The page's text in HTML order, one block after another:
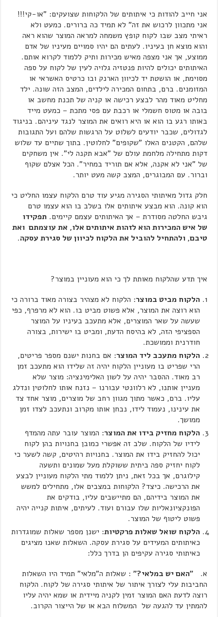
אני חייב להודות כי איתותים של הלקוחות שצועקים: "או-קי!!!
אני מתכוון לרכוש את זה" לא תמיד כה ברורים. כמעט ולא
ראיתי מצב שבו לקוח קופץ משמחה למראה המוצר שהוא ראה
והוא מוצא חן בעיניו. לעתים הם יהיו סמויים מעיניו של אדם
ממוצע, אך אני מצפה מאיש מכירות ותיק ללמוד לקרוא אותם.
האיתותים יכולים להיות פנטזיה גלויה לעין של לקוח על ספה
מסוימת, או הושטת יד לכיוון הארנק ובו כרטיס האשראי או
המזומנים. ברם, בתחום המכירה לילדים, המצב הזה שונה. ילד
מחליט מאוד מהר לבצע רכישה או קניה של תכנת מחשב או
בובה או מטוס חשמלי או רכבת עם פסי מתכת – כמעט מייד
באותו רגע בו הוא או היא רואים את המוצר לנגד עיניהם. בניגוד
לגדולים, שכבר יודעים לשלוט על הרגשות שלהם ועל התגובות
שלהם, הקטנים האלו "שקופים" לחלוטין. בתוך שתיים עד שלוש
דקות מתחילה מלחמת עולם של "אבא תקנה לי". אין משחקים
של "אני לא אקנה, אלא אם תוריד במחיר". הכל אצלם שקוף
וברור. עם המבוגרים, המצב קשה מעט יותר.
חלק גדול מאיתותי הסגירה מגיע עוד טרם הלקוח עצמו החליט כי
הוא קונה. הוא מבצע איתותים אלו בשלב בו הוא עצמו טרם
גיבש החלטה מסודרת – אך האיתותים עצמם קיימים.תפקידו
של איש המכירות הוא לזהות איתותים אלו, את עוצמתם ואת
טיבם, ולהתחיל להוביל את הלקוח לכיוון של סגירת עסקה.
איך תדע שהלקוח מאותת לך כי הוא מעוניין במוצר?
הלקוח מביט במוצר: הלקוח לא מצהיר בצורה מאוד ברורה כי
הוא רוצה את המוצר, אלא פשוט מביט בו. הוא לא מרפרף, כפי
שעשה על שאר המוצרים, אלא מתעכב בעיניו על המוצר
הספציפי הזה, לא בהיסח הדעת, ומביט בו ישירות, בצורה
חודרנית וממושכת.
הלקוח מתעכב ליד המוצר: אם בחנות ישנם מספר פריטים,
הרי שפריט בו מעוניין הלקוח יהיה זה שלידו הוא מתעכב זמן
רב מאוד. ההסבר יהיה על לשון האלימינציה: מוצר שלא
מעניין אותנו, לא רלוונטי עבורנו – נזנח אותו לחלוטין ונדלג
עליו. ברם, כאשר מתוך מגוון רחב של מוצרים, מוצר אחד צד
את עינינו, נעמוד לידו, נבחן אותו מקרוב ונתעכב לצדו זמן
ממושך.
הלקוח מחזיק בידו את המוצר: המוצר עובר עתה מהמדף
לידיו של הלקוח. שלב זה אפשרי כמובן בחנויות בהן לקוח
יכול להחזיק בידו את המוצר. בחנויות רהיטים, קשה לשער כי
לקוח יחזיק ספה ביתית ששוקלת מעל שמונים ותשעה
קילוגרם, אך בכל זאת, ניתן ללמוד מתי הלקוח מעוניין לבצע
את הרכישה. כיצד? הלקוחות במצבים אלו, מתחילים למשש
את המוצר בידיהם, הם מתיישבים עליו, בודקים את
הפונקציונאליות שלו עבורם ועוד. לעיתים, איתות קנייה יהיה
פשוט ליטוף של המוצר.
הלקוח שואל שאלות פרקטיות: ישנן מספר שאלות שמוגדרות
כאיתותים המעידים על סגירת עסקה. השאלות שאנו מציגים
כאיתותי סגירה עקיפים הן בדרך כלל:
א."האם יש במלאי?" : שאלות ה"מלאי" תמיד היו השאלות
החביבות עלי לצורך איתור של איתותי סגירה של לקוח. הלקוח
רוצה לדעת האם המוצר זמין לקניה מיידית או שמא יהיה עליו
להמתין עד להגעה של המשלוח הבא או של הייצור הקרוב.